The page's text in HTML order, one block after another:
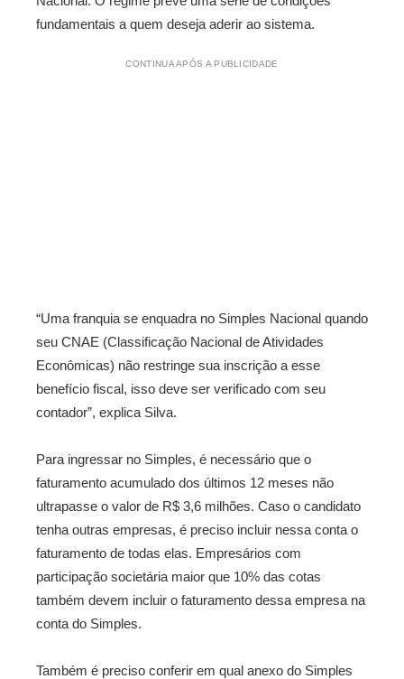
fundamentais a quem deseja aderir ao sistema.
CONTINUA APÓS A PUBLICIDADE
“Uma franquia se enquadra no Simples Nacional quando
seu CNAE (Classificação Nacional de Atividades
Econômicas) não restringe sua inscrição a esse
benefício fiscal, isso deve ser verificado com seu
contador”, explica Silva.
Para ingressar no Simples, é necessário que o
faturamento acumulado dos últimos 12 meses não
ultrapasse o valor de R$ 3,6 milhões. Caso o candidato
tenha outras empresas, é preciso incluir nessa conta o
faturamento de todas elas. Empresários com
participação societária maior que 10% das cotas
também devem incluir o faturamento dessa empresa na
conta do Simples.
Também é preciso conferir em qual anexo do Simples